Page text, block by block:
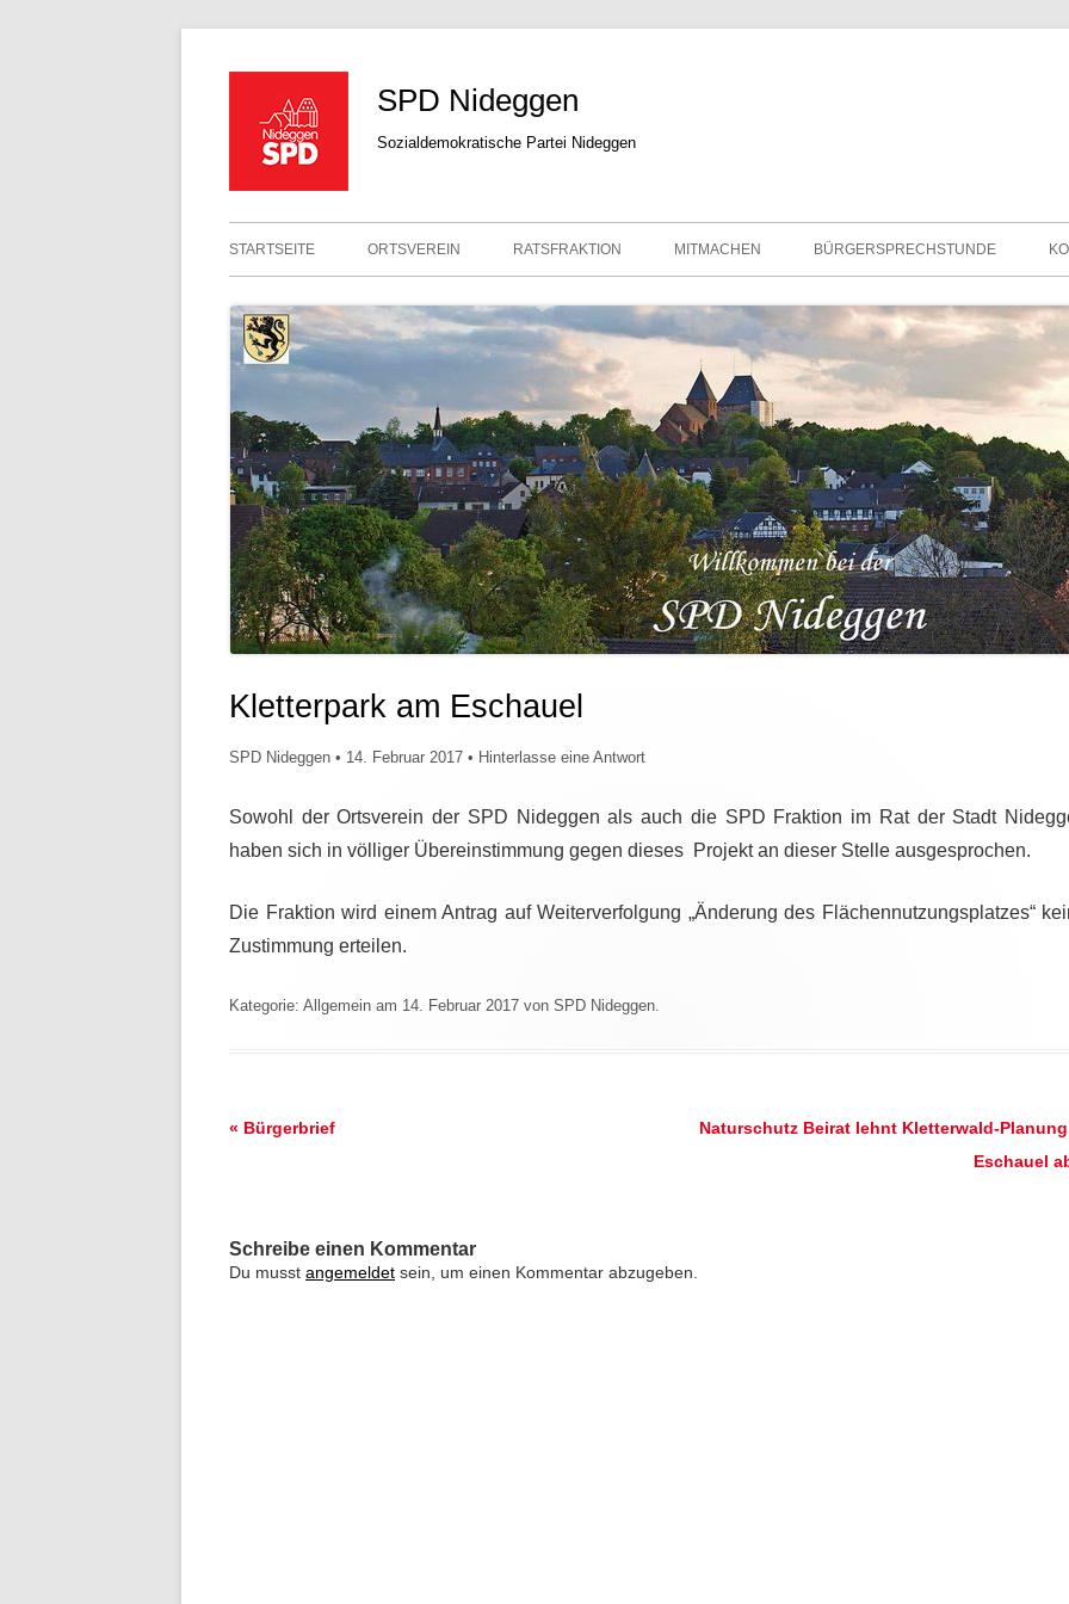
SPD Nideggen
Sozialdemokratische Partei Nideggen
STARTSEITE ORTSVEREIN RATSFRAKTION MITMACHEN BÜRGERSPRECHSTUNDE
Kletterpark am Eschauel
SPD Nideggen • 14. Februar 2017 • Hinterlasse eine Antwort
Sowohl der Ortsverein der SPD Nideggen als auch die SPD Fraktion im Rat der Stadt
haben sich in völliger Übereinstimmung gegen dieses Projekt an dieser Stelle ausgesprochen.
Die Fraktion wird einem Antrag auf Weiterverfolgung „Änderung des Flächennutzungsplatzes“
Zustimmung erteilen.
Kategorie: Allgemein am 14. Februar 2017 von SPD Nideggen.
Beitrags-
« Bürgerbrief
Naturschutz Beirat lehnt Kletterwald-
Eschauel
Schreibe einen Kommentar
Du musst angemeldet sein, um einen Kommentar abzugeben.